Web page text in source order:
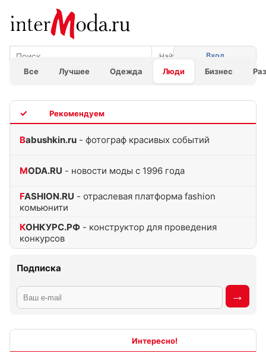
Все Лучшее Одежда Люди Бизнес
Вход
Babushkin.ru - фотограф красивых событий
MODA.RU - новости моды с 1996 года
FASHION.RU - отраслевая платформа fashion
комьюнити
КОНКУРС.РФ - конструктор для проведения
конкурсов
Подписка